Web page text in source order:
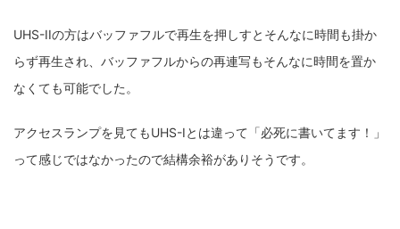
UHS-IIの方はバッファフルで再生を押しすとそんなに時間も掛か
らず再生され、バッファフルからの再連写もそんなに時間を置か
なくても可能でした。
アクセスランプを見てもUHS-Iとは違って「必死に書いてます！」
って感じではなかったので結構余裕がありそうです。